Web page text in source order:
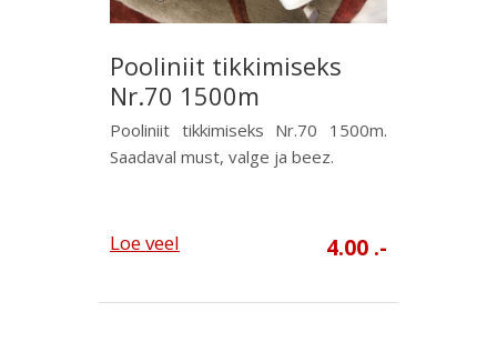
Pooliniit tikkimiseks
Nr.70 1500m
Pooliniit tikkimiseks Nr.70 1500m.
Saadaval must, valge ja beez.
Loe veel 4.00 .-